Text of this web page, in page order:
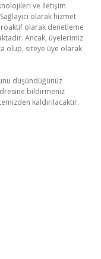
ve İletişim
olarak hizmet
olarak denetleme
Ancak, üyelerimiz
olup, siteye üye olarak
düşündüğünüz
bildirmeniz
kaldırılacaktır.